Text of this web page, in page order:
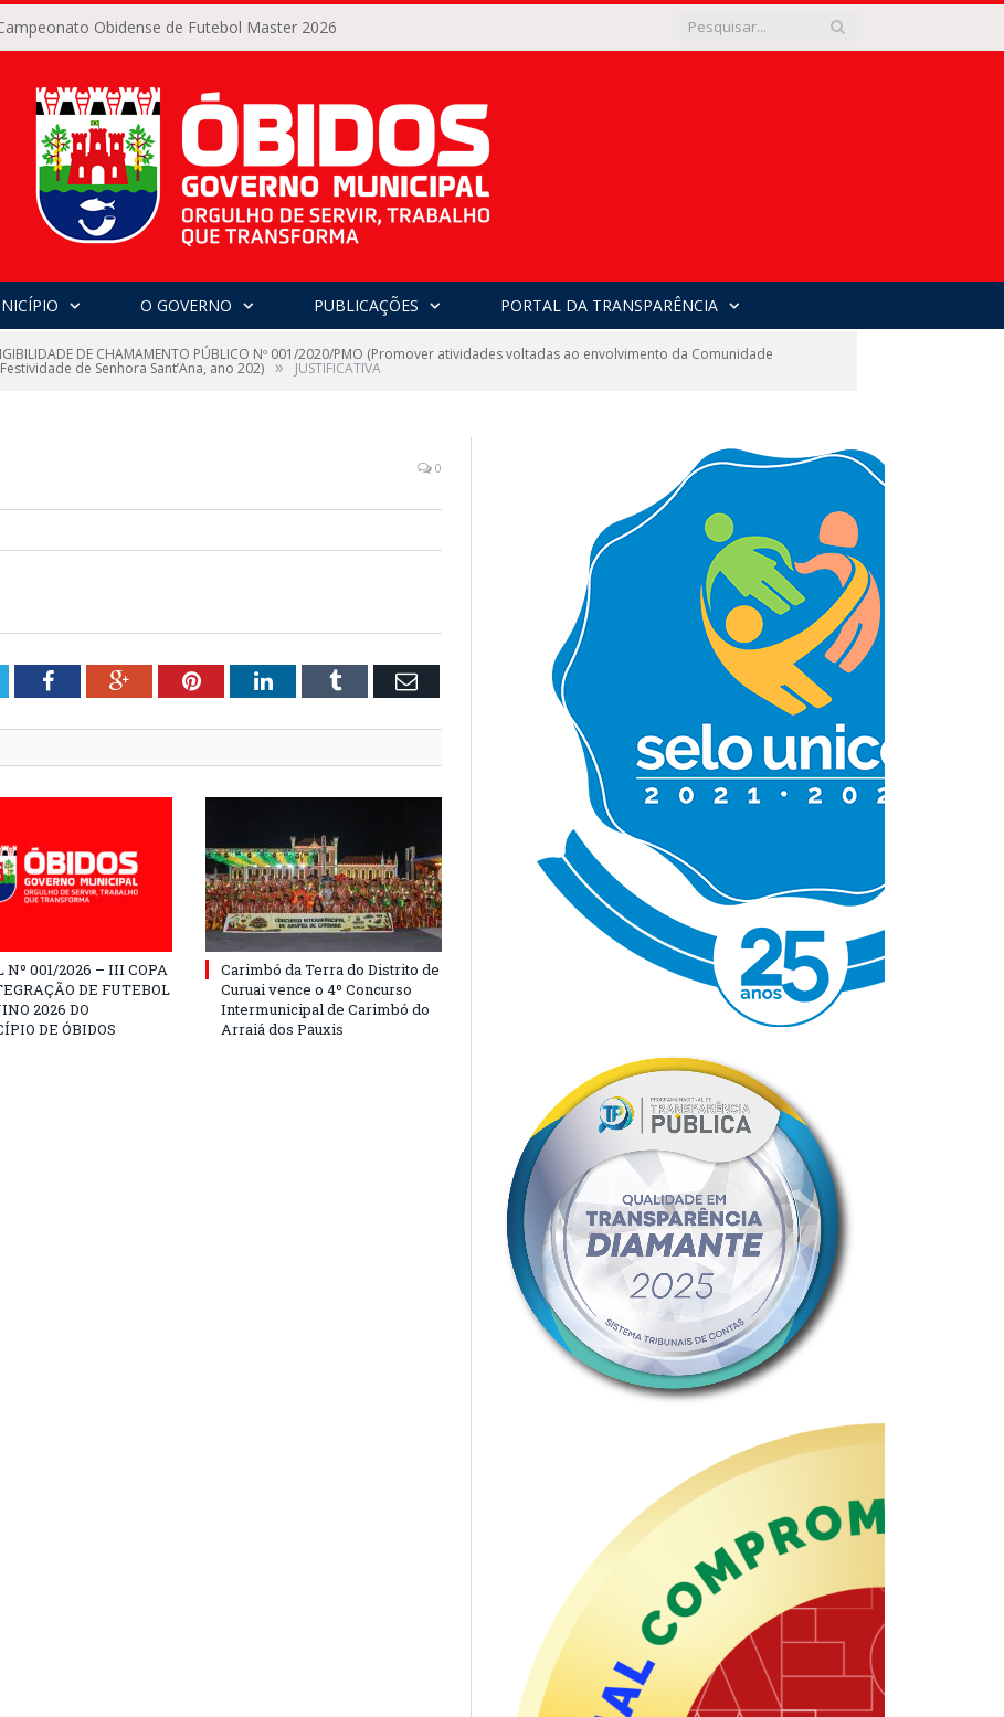
Obidense de Futebol Master 2026
O GOVERNO PUBLICAÇÕES PORTAL DA TRANSPARÊNCIA
DE CHAMAMENTO PÚBLICO Nº 001/2020/PMO (Promover atividades voltadas ao envolvimento da Comunidade
de Senhora Sant’Ana, ano 202) » JUSTIFICATIVA
0
FacebookGoogle+PinterestLinkedInTumblr Email
Nº 001/2026 – III COPA
DE FUTEBOL
2026 DO
DE ÓBIDOS
Carimbó da Terra do Distrito de
Curuai vence o 4º Concurso
Intermunicipal de Carimbó do
Arraiá dos Pauxis